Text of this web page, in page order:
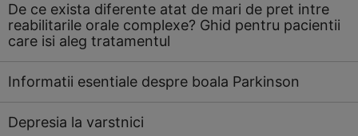
De ce exista diferente atat de mari de pret intre
reabilitarile orale complexe? Ghid pentru pacientii
care isi aleg tratamentul
Informatii esentiale despre boala Parkinson
Depresia la varstnici